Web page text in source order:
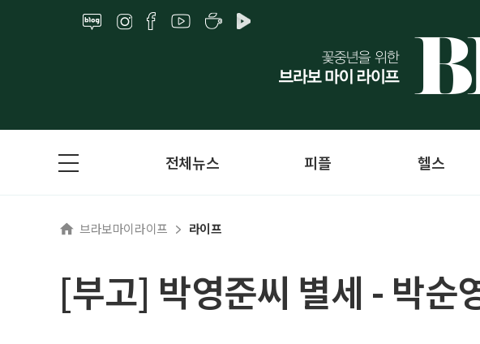
전체뉴스 피플 헬스
브라보마이라이프 라이프
[부고] 박영준씨 별세 - 박순